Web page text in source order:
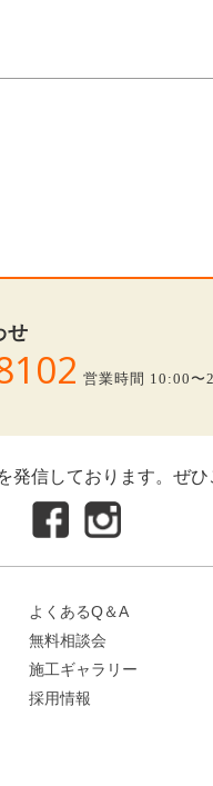
せ
営業時間 10:00〜
発信しております。ぜひ
よくあるQ＆A
無料相談会
施工ギャラリー
採用情報